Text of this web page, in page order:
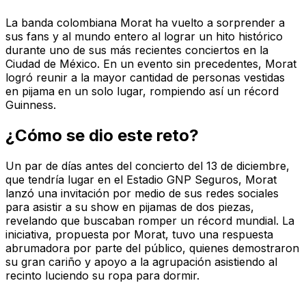
La banda colombiana Morat ha vuelto a sorprender a
sus fans y al mundo entero al lograr un hito histórico
durante uno de sus más recientes conciertos en la
Ciudad de México. En un evento sin precedentes, Morat
logró reunir a la mayor cantidad de personas vestidas
en pijama en un solo lugar, rompiendo así un récord
Guinness.
¿Cómo se dio este reto?
Un par de días antes del concierto del 13 de diciembre,
que tendría lugar en el Estadio GNP Seguros, Morat
lanzó una invitación por medio de sus redes sociales
para asistir a su show en pijamas de dos piezas,
revelando que buscaban romper un récord mundial. La
iniciativa, propuesta por Morat, tuvo una respuesta
abrumadora por parte del público, quienes demostraron
su gran cariño y apoyo a la agrupación asistiendo al
recinto luciendo su ropa para dormir.